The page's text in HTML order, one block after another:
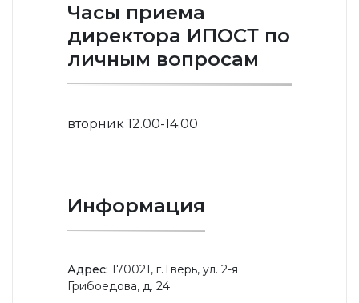
Часы приема
директора ИПОСТ по
личным вопросам
вторник 12.00-14.00
Информация
Адрес: 170021, г.Тверь, ул. 2-я
Грибоедова, д. 24